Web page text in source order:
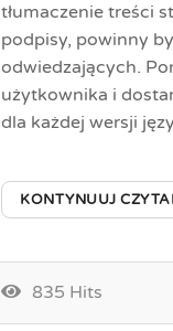
tłumaczenie treści
podpisy, powinny
odwiedzających.
użytkownika i
dla każdej wersji
KONTYNUUJ
835 Hits